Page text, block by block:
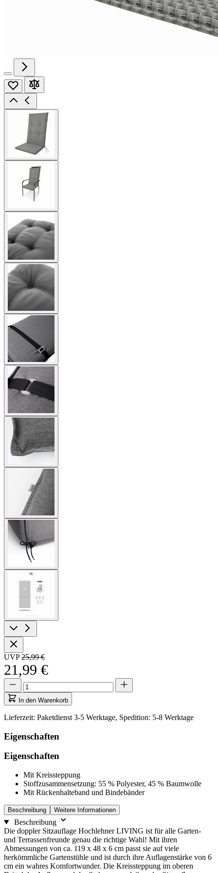
image
larger
image
View
larger
image
larger
image
View
larger
image
View
larger
image
View
larger
image
larger
image
UVP25,99 €
21,99 €
Menge
aktualisiert
auf
1
Menge
In den Warenkorb
Lieferzeit: Paketdienst 3-5 Werktage, Spedition: 5-8 Werktage
Eigenschaften
Eigenschaften
Mit Kreissteppung
Stoffzusammensetzung: 55 % Polyester, 45 % Baumwolle
Mit Rückenhalteband und Bindebänder
Beschreibung Weitere Informationen
Beschreibung
Die doppler Sitzauflage Hochlehner LIVING ist für alle Garten-
und Terrassenfreunde genau die richtige Wahl! Mit ihren
Abmessungen von ca. 119 x 48 x 6 cm passt sie auf viele
herkömmliche Gartenstühle und ist durch ihre Auflagenstärke von 6
cm ein wahres Komfortwunder. Die Kreissteppung im oberen